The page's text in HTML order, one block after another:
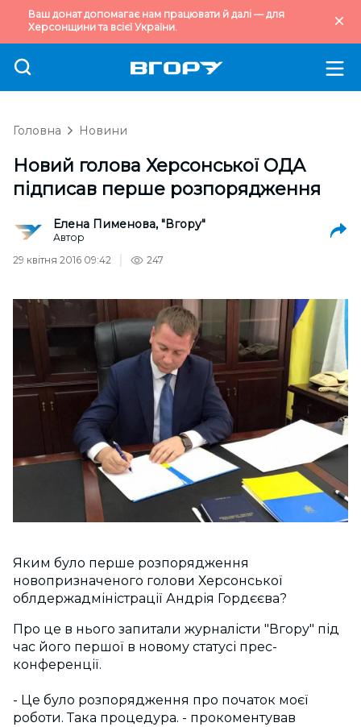
Ваш донат допомагає нам працювати й далі — для
Херсонщини та всієї України.
Головна Новини
Новий голова Херсонської ОДА
підписав перше розпорядження
Елена Пименова, "Вгору"
Автор
29 квітня 2016 09:42
247
Яким було перше розпорядження
новопризначеного голови Херсонської
облдержадміністрації Андрія Гордєєва?
Про це в нього запитали журналісти "Вгору" під
час його першої в новому статусі прес-
конференції.
- Це було розпорядження про початок моєї
роботи. Така процедура. - прокоментував